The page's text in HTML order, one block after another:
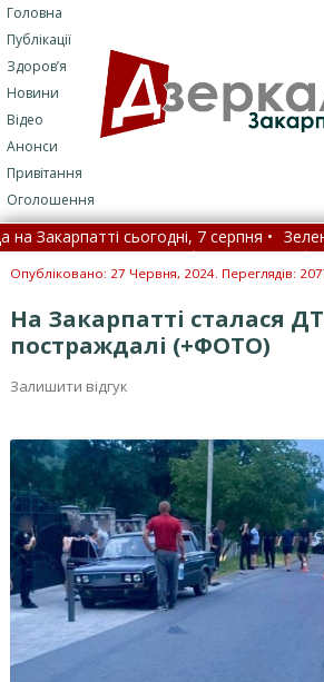
Головна
Публікації
Здоров’я
Новини
Відео
Анонси
Привітання
Оголошення
сьогодні, 7 серпня •
проти хвороб, які раніше були
Опубліковано: 27 Червня, 2024. Переглядів:
На Закарпатті сталася
постраждалі (+ФОТО)
Залишити відгук